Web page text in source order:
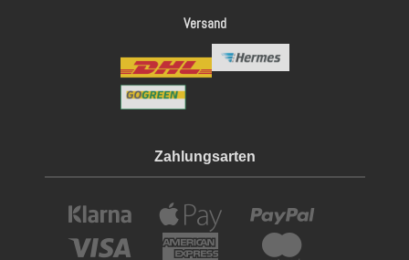
Versand
Zahlungsarten